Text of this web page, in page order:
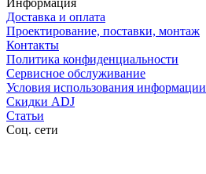
Информация
Доставка и оплата
Проектирование, поставки, монтаж
Контакты
Политика конфиденциальности
Сервисное обслуживание
Условия использования информации
Скидки ADJ
Статьи
Соц. сети